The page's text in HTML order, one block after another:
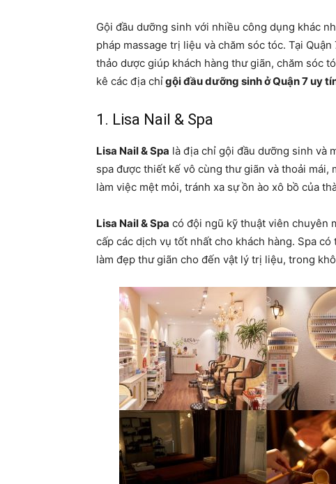
Gội đầu dưỡng sinh với nhiều công dụng khác
pháp massage trị liệu và chăm sóc tóc. Tại
thảo dược giúp khách hàng thư giãn, chăm sóc
kê các địa chỉgội đầu dưỡng sinh ở Quận 7 uy
1. Lisa Nail & Spa
Lisa Nail & Spa là địa chỉ gội đầu dưỡng sinh và
spa được thiết kế vô cùng thư giãn và thoải
làm việc mệt mỏi, tránh xa sự ồn ào xô bồ của
Lisa Nail & Spa có đội ngũ kỹ thuật viên chuyên
cấp các dịch vụ tốt nhất cho khách hàng. Spa
làm đẹp thư giãn cho đến vật lý trị liệu, trong